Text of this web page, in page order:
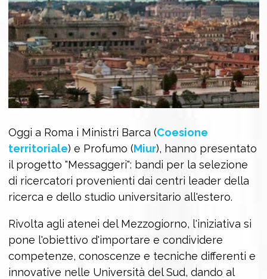
Oggi a Roma i Ministri Barca (Coesione
territoriale) e Profumo (Miur), hanno presentato
il progetto "Messaggeri": bandi per la selezione
di ricercatori provenienti dai centri leader della
ricerca e dello studio universitario all'estero.
Rivolta agli atenei del Mezzogiorno, l'iniziativa si
pone l'obiettivo d'importare e condividere
competenze, conoscenze e tecniche differenti e
innovative nelle Università del Sud, dando al